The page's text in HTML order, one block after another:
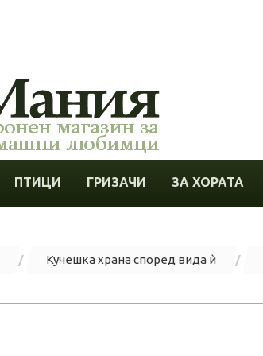
ПТИЦИ ГРИЗАЧИ ЗА ХОРАТА
Кучешка храна според вида ѝ